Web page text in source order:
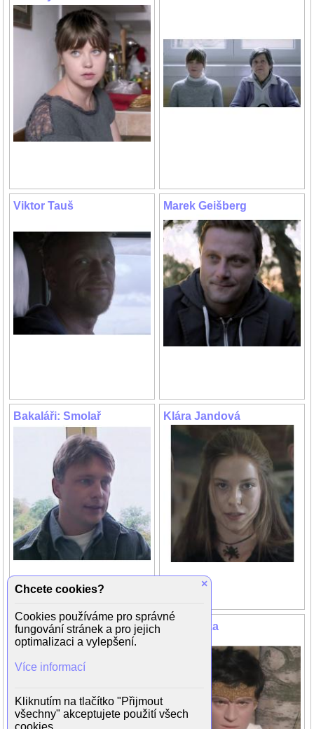
Viktor Tauš Marek Geišberg
Bakaláři: Smolař Klára Jandová
Barbora Leichnerová Jan Tříska
×
Chcete cookies?
Cookies používáme pro správné
fungování stránek a pro jejich
optimalizaci a vylepšení.
Více informací
Kliknutím na tlačítko "Přijmout
všechny" akceptujete použití všech
cookies.